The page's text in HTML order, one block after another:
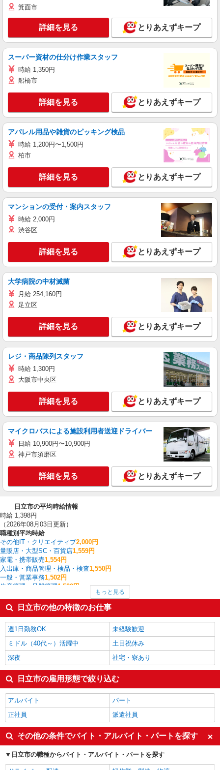
箕面市
詳細を見る とりあえずキープ
スーパー資材の仕分け作業スタッフ
時給 1,350円
船橋市
詳細を見る とりあえずキープ
アパレル用品や雑貨のピッキング検品
時給 1,200円〜1,500円
柏市
詳細を見る とりあえずキープ
マンションの受付・案内スタッフ
時給 2,000円
渋谷区
詳細を見る とりあえずキープ
大学病院の中材滅菌
月給 254,160円
足立区
詳細を見る とりあえずキープ
レジ・商品陳列スタッフ
時給 1,300円
大阪市中央区
詳細を見る とりあえずキープ
マイクロバスによる施設利用者送迎ドライバー
日給 10,900円〜10,900円
神戸市須磨区
詳細を見る とりあえずキープ
日立市の平均時給情報
時給 1,398円
（2026年08月03日更新）
職種別平均時給
その他IT・クリエイティブ2,000円
量販店・大型SC・百貨店1,559円
家電・携帯販売1,554円
入出庫・商品管理・検品・検査1,550円
一般・営業事務1,502円
生産管理・品質管理1,500円
システムエンジニア・プログラマー 1,500円
その他介護・福祉1,500円
建築・土木・設備1,500円
看護師・保健師・看護助手・助産師1,490円
日立市の他の職種の平均時給を見る
もっと見る
日立市の他の特徴のお仕事
週1日勤務OK
未経験歓迎
ミドル（40代～）活躍中
土日祝休み
深夜
社宅・寮あり
日立市の雇用形態で絞り込む
アルバイト
パート
正社員
派遣社員
その他の条件でバイト・アルバイト・パートを探す
日立市の職種からバイト・アルバイト・パートを探す